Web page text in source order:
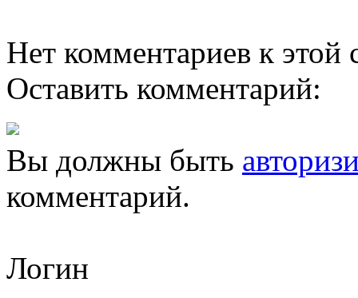
Нет комментариев к этой
Оставить комментарий:
Вы должны быть
комментарий.
Логин